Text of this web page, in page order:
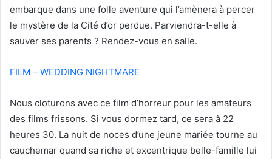
embarque dans une folle aventure qui l’amènera à percer
le mystère de la Cité d’or perdue. Parviendra-t-elle à
sauver ses parents ? Rendez-vous en salle.
FILM – WEDDING NIGHTMARE
Nous cloturons avec ce film d’horreur pour les amateurs
des films frissons. Si vous dormez tard, ce sera à 22
heures 30. La nuit de noces d’une jeune mariée tourne au
cauchemar quand sa riche et excentrique belle-famille lui